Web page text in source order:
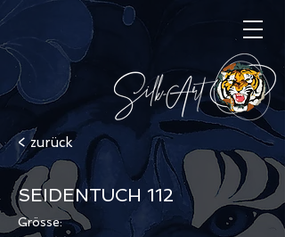
< zurück
SEIDENTUCH 112
Grösse: